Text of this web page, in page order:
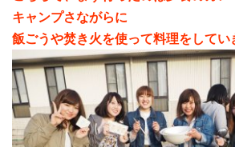
キャンプさながらに
飯ごうや焚き火を使って料理をしてい